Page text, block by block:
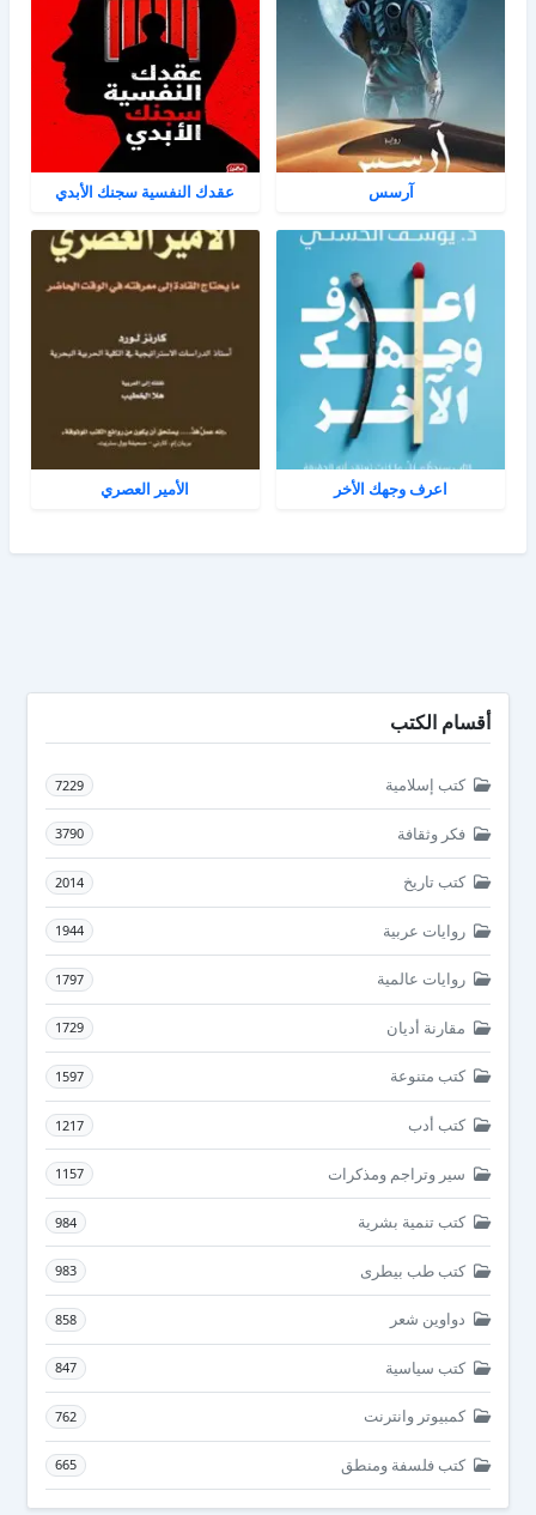
آرسس عقدك النفسية سجنك الأبدي
اعرف وجهك الأخر الأمير العصري
أقسام الكتب
كتب إسلامية 7229
فكر وثقافة 3790
كتب تاريخ 2014
روايات عربية 1944
روايات عالمية 1797
مقارنة أديان 1729
كتب متنوعة 1597
كتب أدب 1217
سير وتراجم ومذكرات 1157
كتب تنمية بشرية 984
كتب طب بيطرى 983
دواوين شعر 858
كتب سياسية 847
كمبيوتر وانترنت 762
كتب فلسفة ومنطق 665